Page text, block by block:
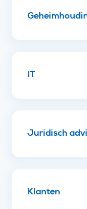
IT
Juridisch
Klanten